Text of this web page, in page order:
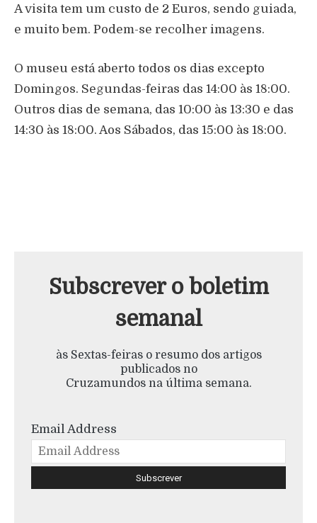
A visita tem um custo de 2 Euros, sendo guiada,
e muito bem. Podem-se recolher imagens.
O museu está aberto todos os dias excepto
Domingos. Segundas-feiras das 14:00 às 18:00.
Outros dias de semana, das 10:00 às 13:30 e das
14:30 às 18:00. Aos Sábados, das 15:00 às 18:00.
Subscrever o boletim
semanal
às Sextas-feiras o resumo dos artigos
publicados no
Cruzamundos na última semana.
Email Address